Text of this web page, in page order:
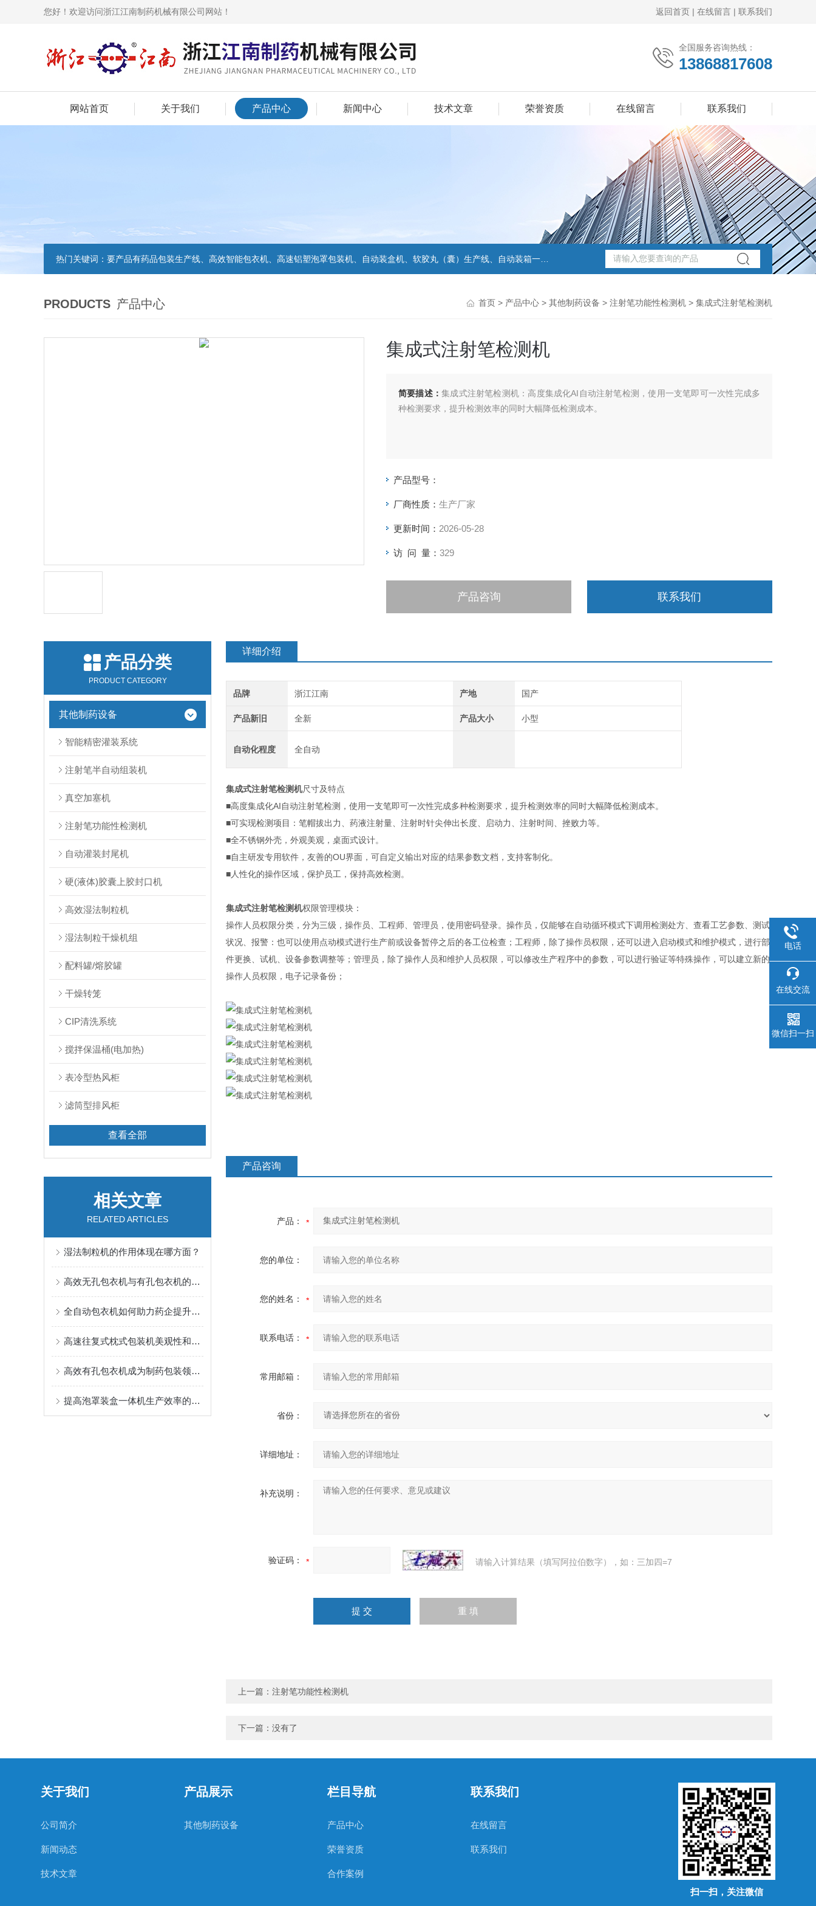
您好！欢迎访问浙江江南制药机械有限公司网站！ 返回首页 | 在线留言 | 联系我们
全国服务咨询热线：
13868817608
网站首页 关于我们 产品中心 新闻中心 技术文章 荣誉资质 在线留言 联系我们
热门关键词： 要产品有药品包装生产线、高效智能包衣机、高速铝塑泡罩包装机、自动装盒机、软胶丸（囊）生产线、自动装箱一体机、自动高速捆包机、湿法制粒流化机组等系列产品。
PRODUCTS 产品中心 首页 > 产品中心 > 其他制药设备 > 注射笔功能性检测机 > 集成式注射笔检测机
集成式注射笔检测机
简要描述：集成式注射笔检测机：高度集成化AI自动注射笔检测，使用一支笔即可一次性完成多
种检测要求，提升检测效率的同时大幅降低检测成本。
产品型号：
厂商性质： 生产厂家
更新时间： 2026-05-28
访 问 量： 329
产品咨询 联系我们
产品分类
PRODUCT CATEGORY
其他制药设备
智能精密灌装系统
注射笔半自动组装机
真空加塞机
注射笔功能性检测机
自动灌装封尾机
硬(液体)胶囊上胶封口机
高效湿法制粒机
湿法制粒干燥机组
配料罐/熔胶罐
干燥转笼
CIP清洗系统
搅拌保温桶(电加热)
表冷型热风柜
滤筒型排风柜
查看全部
相关文章
RELATED ARTICLES
湿法制粒机的作用体现在哪方面？
高效无孔包衣机与有孔包衣机的差异辨析
全自动包衣机如何助力药企提升生产效率与产品质量
高速往复式枕式包装机美观性和实用性都得到了满足
高效有孔包衣机成为制药包装领域的创新驱动力
提高泡罩装盒一体机生产效率的方法
详细介绍
品牌 浙江江南 产地 国产
产品新旧 全新 产品大小 小型
自动化程度 全自动
集成式注射笔检测机尺寸及特点
■高度集成化AI自动注射笔检测，使用一支笔即可一次性完成多种检测要求，提升检测效率的同时大幅降低检测成本。
■可实现检测项目：笔帽拔出力、药液注射量、注射时针尖伸出长度、启动力、注射时间、挫败力等。
■全不锈钢外壳，外观美观，桌面式设计。
■自主研发专用软件，友善的OU界面，可自定义输出对应的结果参数文档，支持客制化。
■人性化的操作区域，保护员工，保持高效检测。
集成式注射笔检测机权限管理模块：
操作人员权限分类，分为三级，操作员、工程师、管理员，使用密码登录。操作员，仅能够在自动循环模式下调用检测处方、查看工艺参数、测试
状况、报警：也可以使用点动模式进行生产前或设备暂停之后的各工位检查；工程师，除了操作员权限，还可以进入启动模式和维护模式，进行部
件更换、试机、设备参数调整等；管理员，除了操作人员和维护人员权限，可以修改生产程序中的参数，可以进行验证等特殊操作，可以建立新的
操作人员权限，电子记录备份；
产品咨询
产品：
您的单位：
您的姓名：
联系电话：
常用邮箱：
省份：
详细地址：
补充说明：
验证码： 请输入计算结果（填写阿拉伯数字），如：三加四=7
上一篇： 注射笔功能性检测机
下一篇：没有了
关于我们
公司简介
新闻动态
技术文章
产品展示
其他制药设备
栏目导航
产品中心
荣誉资质
合作案例
联系我们
在线留言
联系我们
扫一扫，关注微信
电话
在线交流
微信扫一扫